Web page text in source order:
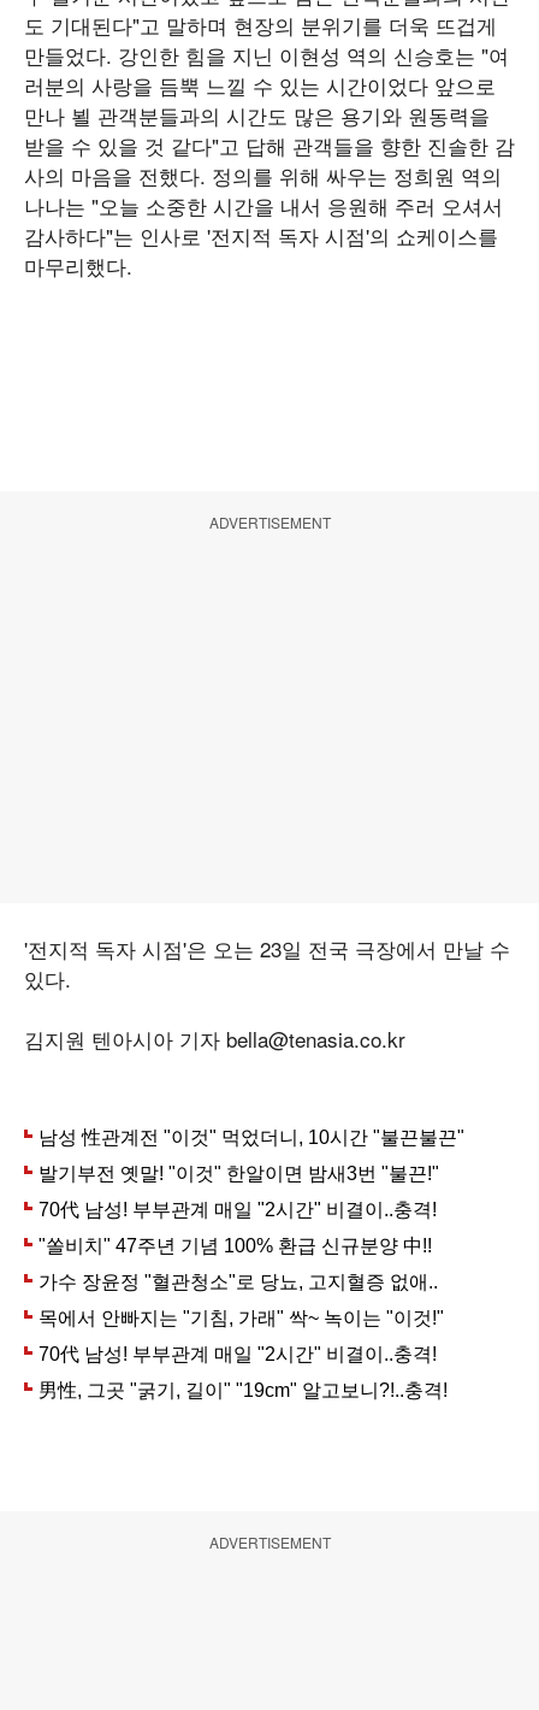
도 기대된다"고 말하며 현장의 분위기를 더욱 뜨겁게
만들었다. 강인한 힘을 지닌 이현성 역의 신승호는 "여
러분의 사랑을 듬뿍 느낄 수 있는 시간이었다 앞으로
만나 뵐 관객분들과의 시간도 많은 용기와 원동력을
받을 수 있을 것 같다"고 답해 관객들을 향한 진솔한 감
사의 마음을 전했다. 정의를 위해 싸우는 정희원 역의
나나는 "오늘 소중한 시간을 내서 응원해 주러 오셔서
감사하다"는 인사로 '전지적 독자 시점'의 쇼케이스를
마무리했다.
ADVERTISEMENT
'전지적 독자 시점'은 오는 23일 전국 극장에서 만날 수
있다.
김지원 텐아시아 기자 bella@tenasia.co.kr
ADVERTISEMENT